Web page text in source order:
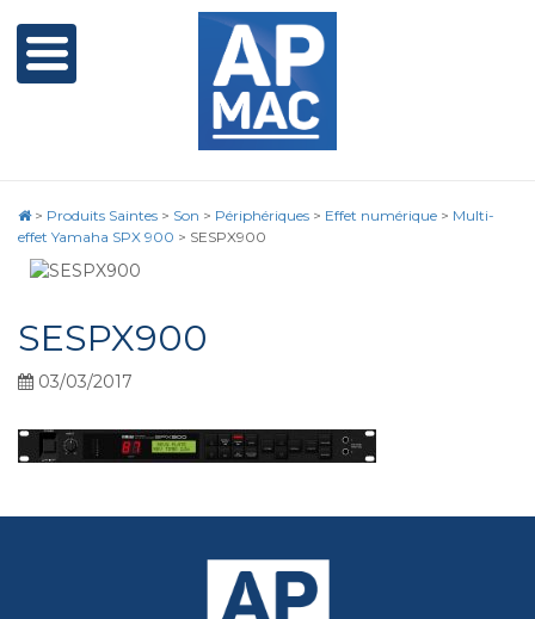
> Produits Saintes > Son > Périphériques > Effet numérique > Multi-
effet Yamaha SPX 900 > SESPX900
SESPX900
03/03/2017